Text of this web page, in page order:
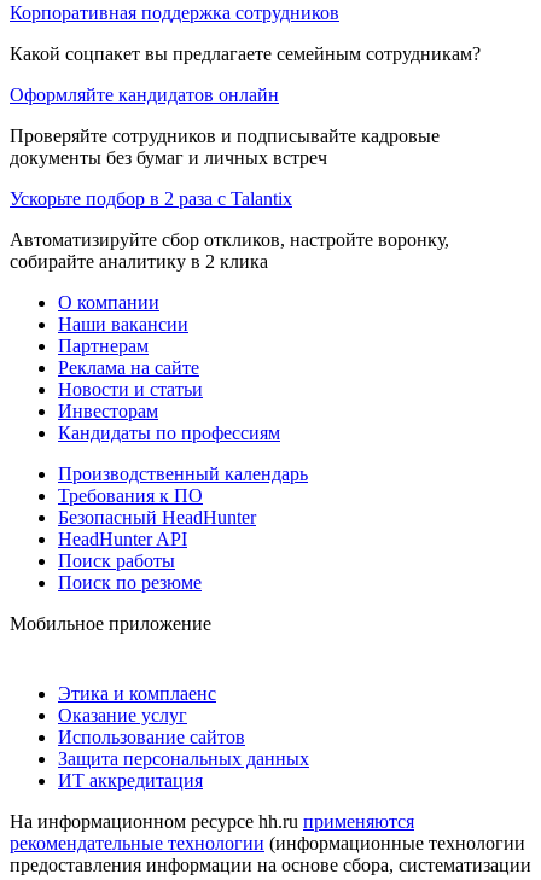
Корпоративная поддержка сотрудников
Какой соцпакет вы предлагаете семейным сотрудникам?
Оформляйте кандидатов онлайн
Проверяйте сотрудников и подписывайте кадровые
документы без бумаг и личных встреч
Ускорьте подбор в 2 раза с Talantix
Автоматизируйте сбор откликов, настройте воронку,
собирайте аналитику в 2 клика
О компании
Наши вакансии
Партнерам
Реклама на сайте
Новости и статьи
Инвесторам
Кандидаты по профессиям
Производственный календарь
Требования к ПО
Безопасный HeadHunter
HeadHunter API
Поиск работы
Поиск по резюме
Мобильное приложение
Этика и комплаенс
Оказание услуг
Использование сайтов
Защита персональных данных
ИТ аккредитация
На информационном ресурсе hh.ru применяются
рекомендательные технологии (информационные технологии
предоставления информации на основе сбора, систематизации